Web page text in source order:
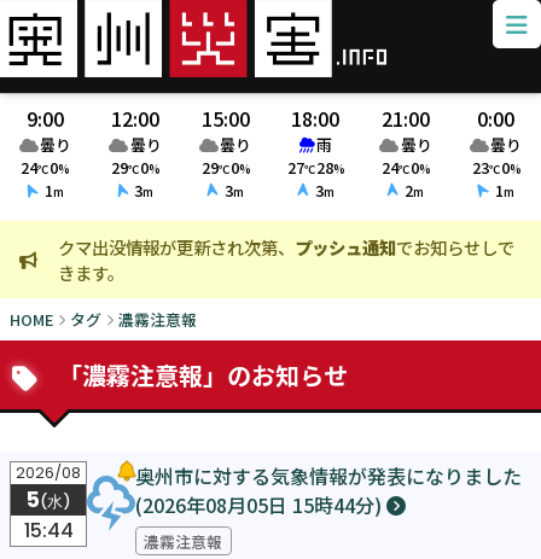
9:00
曇り
24℃0%
1m
12:00
曇り
29℃0%
3m
15:00
曇り
29℃0%
3m
18:00
雨
27℃28%
3m
21:00
曇り
24℃0%
2m
0:00
曇り
23℃0%
1m
クマ出没情報が更新され次第、 プッシュ通知でお知らせしで
きます。
HOME タグ 濃霧注意報
「濃霧注意報」のお知らせ
2026/08
5(水)
15:44
奥州市に対する気象情報が発表になりました
(2026年08月05日 15時44分)
濃霧注意報